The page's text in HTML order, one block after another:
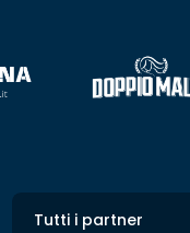
Tutti i partner